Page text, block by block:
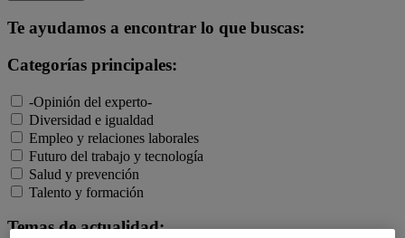
Te ayudamos a encontrar lo que buscas:
Categorías principales:
-Opinión del experto-
Diversidad e igualdad
Empleo y relaciones laborales
Futuro del trabajo y tecnología
Salud y prevención
Talento y formación
Temas de actualidad: